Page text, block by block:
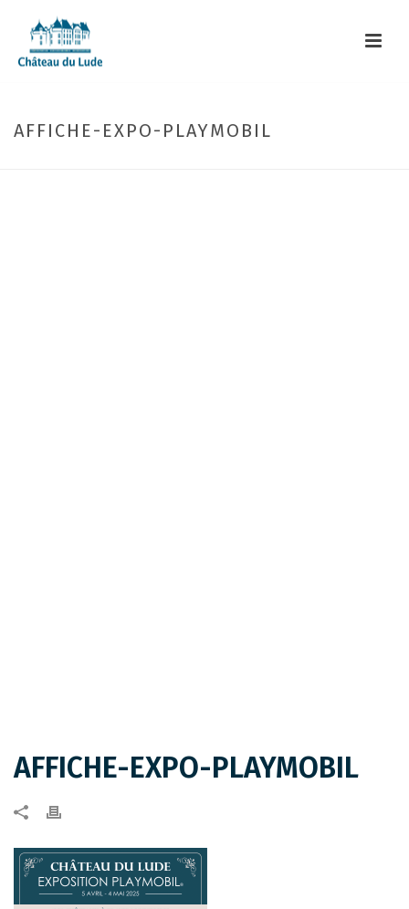
AFFICHE-EXPO-PLAYMOBIL
AFFICHE-EXPO-PLAYMOBIL